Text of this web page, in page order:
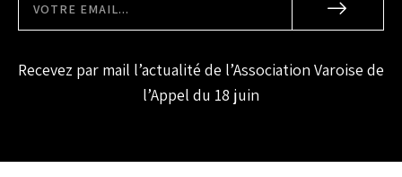
Recevez par mail l’actualité de l’Association Varoise de
l’Appel du 18 juin